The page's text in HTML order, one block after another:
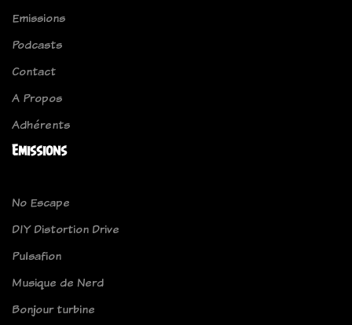
Emissions
Podcasts
Contact
A Propos
Adhérents
Emissions
No Escape
DIY Distortion Drive
Pulsafion
Musique de Nerd
Bonjour turbine